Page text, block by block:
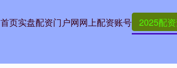
首页实盘配资门户网网上配资账号 2025配